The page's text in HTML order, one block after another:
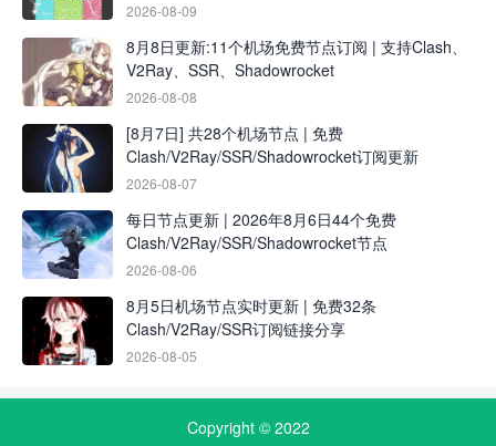
2026-08-09
8月8日更新:11个机场免费节点订阅 | 支持Clash、
V2Ray、SSR、Shadowrocket
2026-08-08
[8月7日] 共28个机场节点 | 免费
Clash/V2Ray/SSR/Shadowrocket订阅更新
2026-08-07
每日节点更新 | 2026年8月6日44个免费
Clash/V2Ray/SSR/Shadowrocket节点
2026-08-06
8月5日机场节点实时更新 | 免费32条
Clash/V2Ray/SSR订阅链接分享
2026-08-05
Copyright © 2022